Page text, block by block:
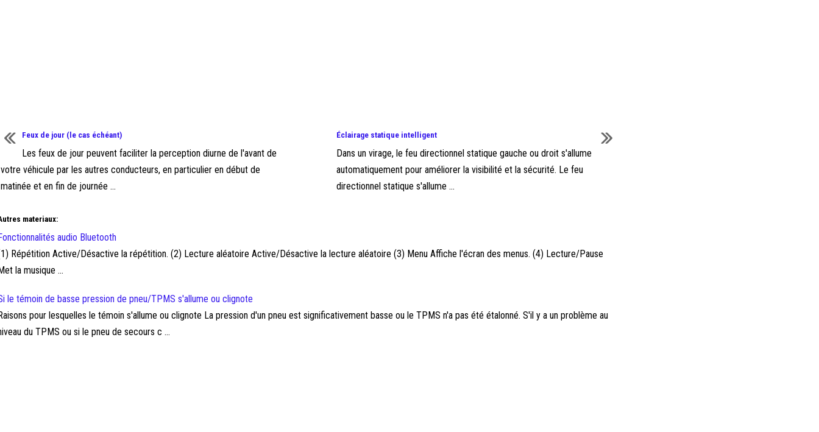
Feux de jour (le cas échéant)
Les feux de jour peuvent faciliter la perception diurne de l'avant de
votre véhicule par les autres conducteurs, en particulier en début de
matinée et en fin de journée ...
Éclairage statique intelligent
Dans un virage, le feu directionnel statique gauche ou droit s'allume
automatiquement pour améliorer la visibilité et la sécurité. Le feu
directionnel statique s'allume ...
materiaux:
audio Bluetooth
Répétition Active/Désactive la répétition. (2) Lecture aléatoire Active/Désactive la lecture aléatoire (3) Menu Affiche l'écran des menus. (4) Lecture/Pause
la musique ...
le témoin de basse pression de pneu/TPMS s'allume ou clignote
pour lesquelles le témoin s'allume ou clignote La pression d'un pneu est significativement basse ou le TPMS n'a pas été étalonné. S'il y a un problème au
du TPMS ou si le pneu de secours c ...